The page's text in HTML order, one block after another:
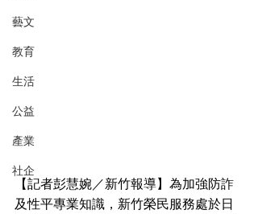
藝文
教育
生活
公益
產業
社企
【記者彭慧婉／新竹報導】為加強防詐
及性平專業知識，新竹榮民服務處於日